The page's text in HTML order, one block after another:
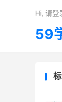
59
Hi, 请登